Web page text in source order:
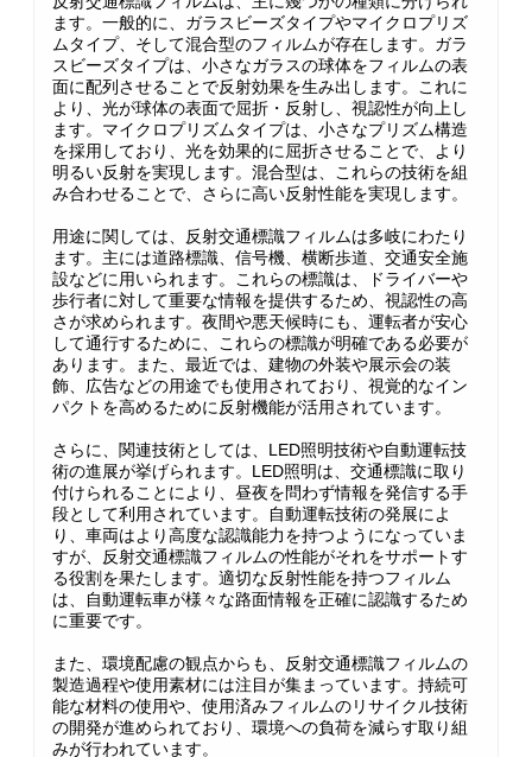
ます。一般的に、ガラスビーズタイプやマイクロプリズ
ムタイプ、そして混合型のフィルムが存在します。ガラ
スビーズタイプは、小さなガラスの球体をフィルムの表
面に配列させることで反射効果を生み出します。これに
より、光が球体の表面で屈折・反射し、視認性が向上し
ます。マイクロプリズムタイプは、小さなプリズム構造
を採用しており、光を効果的に屈折させることで、より
明るい反射を実現します。混合型は、これらの技術を組
み合わせることで、さらに高い反射性能を実現します。
用途に関しては、反射交通標識フィルムは多岐にわたり
ます。主には道路標識、信号機、横断歩道、交通安全施
設などに用いられます。これらの標識は、ドライバーや
歩行者に対して重要な情報を提供するため、視認性の高
さが求められます。夜間や悪天候時にも、運転者が安心
して通行するために、これらの標識が明確である必要が
あります。また、最近では、建物の外装や展示会の装
飾、広告などの用途でも使用されており、視覚的なイン
パクトを高めるために反射機能が活用されています。
さらに、関連技術としては、LED照明技術や自動運転技
術の進展が挙げられます。LED照明は、交通標識に取り
付けられることにより、昼夜を問わず情報を発信する手
段として利用されています。自動運転技術の発展によ
り、車両はより高度な認識能力を持つようになっていま
すが、反射交通標識フィルムの性能がそれをサポートす
る役割を果たします。適切な反射性能を持つフィルム
は、自動運転車が様々な路面情報を正確に認識するため
に重要です。
また、環境配慮の観点からも、反射交通標識フィルムの
製造過程や使用素材には注目が集まっています。持続可
能な材料の使用や、使用済みフィルムのリサイクル技術
の開発が進められており、環境への負荷を減らす取り組
みが行われています。